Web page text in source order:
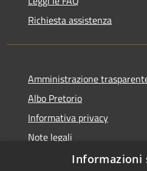
Richiesta assistenza
Amministrazione
Albo Pretorio
Informativa privacy
Note legali
Dichiarazione di accessibilità
Informazioni